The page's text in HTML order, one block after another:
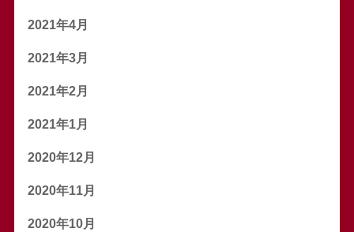
2021年4月
2021年3月
2021年2月
2021年1月
2020年12月
2020年11月
2020年10月